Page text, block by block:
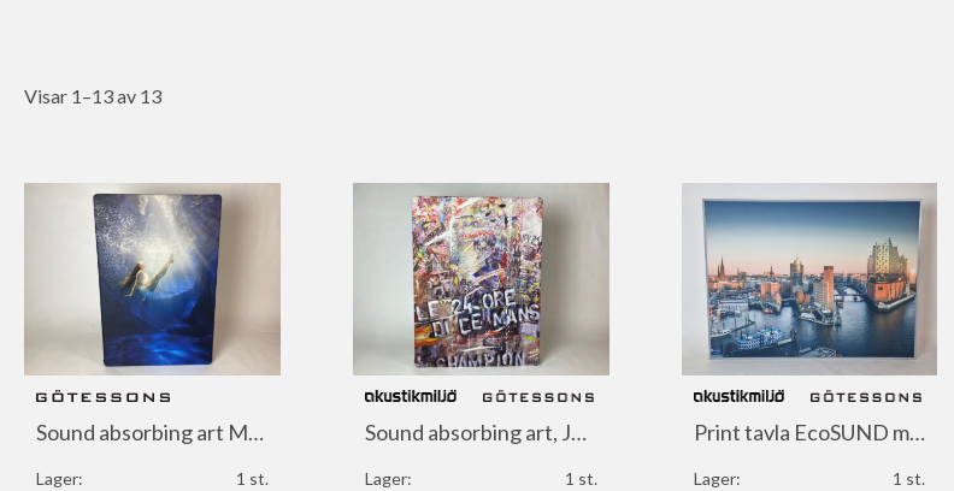
Visar 1–13 av 13
Sound absorbing art Maria Grandelius
Lager:
1 st.
Sound absorbing art, Jeanette von Kustos
Lager:
1 st.
Print tavla EcoSUND med ram
Lager:
1 st.